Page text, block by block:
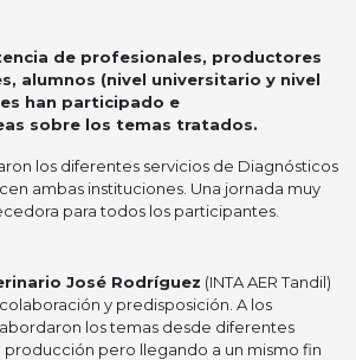
de profesionales, productores
alumnos (nivel universitario y nivel
han participado e
sobre los temas tratados.
los diferentes servicios de Diagnósticos
ambas instituciones. Una jornada muy
para todos los participantes.
José Rodríguez (INTA AER Tandil)
y predisposición. A los
los temas desde diferentes
producción pero llegando a un mismo fin